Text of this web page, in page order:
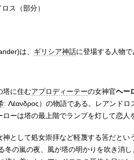
ス（部分）
)は、 ギリシア神話に登場する人物で
塔に住むアプロディーテーの女神官ヘー
: Λέανδρος）の物語である。レアンドロ
ーは塔の最上階でランプを灯して恋人
として処女崇拝など軽蔑する筈だとい
の嵐の夜、風が塔の明かりを吹き消し